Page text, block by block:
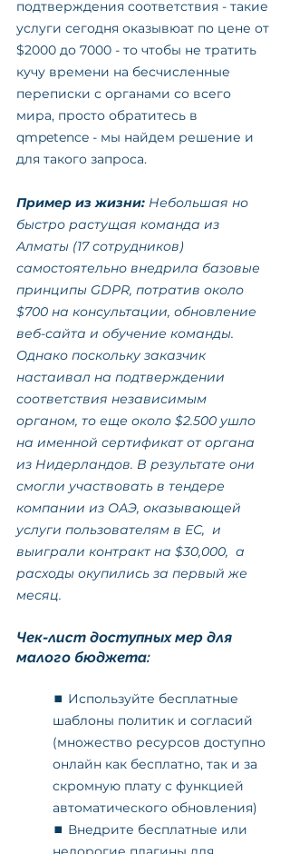
подтверждения соответствия - такие
услуги сегодня оказывюат по цене от
$2000 до 7000 - то чтобы не тратить
кучу времени на бесчисленные
переписки с органами со всего
мира, просто обратитесь в
qmpetence - мы найдем решение и
для такого запроса.
Пример из жизни: Небольшая но
быстро растущая команда из
Алматы (17 сотрудников)
самостоятельно внедрила базовые
принципы GDPR, потратив около
$700 на консультации, обновление
веб-сайта и обучение команды.
Однако поскольку заказчик
настаивал на подтверждении
соответствия независимым
органом, то еще около $2.500 ушло
на именной сертификат от органа
из Нидерландов. В результате они
смогли участвовать в тендере
компании из ОАЭ, оказывающей
услуги пользователям в ЕС,  и
выиграли контракт на $30,000,  а
расходы окупились за первый же
месяц.
Чек-лист доступных мер для
малого бюджета:
⏹️ Используйте бесплатные
шаблоны политик и согласий
(множество ресурсов доступно
онлайн как бесплатно, так и за
скромную плату с функцией
автоматического обновления)
⏹️ Внедрите бесплатные или